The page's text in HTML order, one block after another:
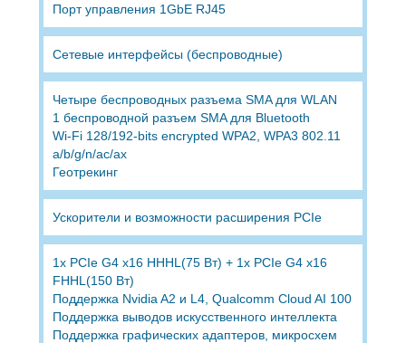
Порт управления 1GbE RJ45
Сетевые интерфейсы (беспроводные)
Четыре беспроводных разъема SMA для WLAN
1 беспроводной разъем SMA для Bluetooth
Wi-Fi 128/192-bits encrypted WPA2, WPA3 802.11
a/b/g/n/ac/ax
Геотрекинг
Ускорители и возможности расширения PCIe
1x PCIe G4 x16 HHHL(75 Вт) + 1x PCIe G4 x16
FHHL(150 Вт)
Поддержка Nvidia A2 и L4, Qualcomm Cloud AI 100
Поддержка выводов искусственного интеллекта
Поддержка графических адаптеров, микросхем